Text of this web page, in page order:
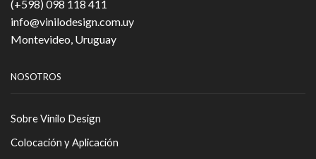
(+598) 098 118 411
info@vinilodesign.com.uy
Montevideo, Uruguay
NOSOTROS
Sobre Vinilo Design
Colocación y Aplicación